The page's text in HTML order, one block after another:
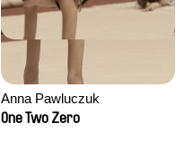
Anna Pawluczuk
One Two Zero